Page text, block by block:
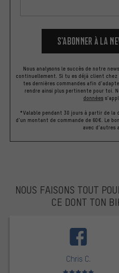
S’abonner à la
Nous analysons le succès de notre
continuellement. Si tu es déjà client chez
tes dernières commandes afin
rendre ainsi plus pertinente pour toi.
données
*Valable pendant 30 jours à partir de
d'un montant de commande de 60€. Le
avec d'autres
NOUS FAISONS TOUT
CE DONT TON
Chris C.
Note moyenne : 5 sur 5